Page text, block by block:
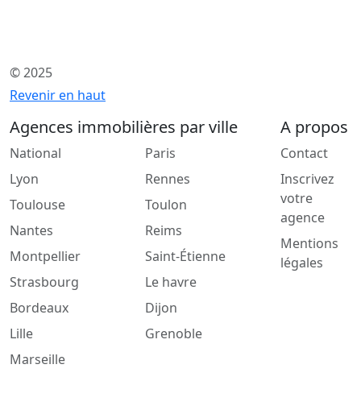
© 2025
Revenir en haut
Agences immobilières par ville
National
Lyon
Toulouse
Nantes
Montpellier
Strasbourg
Bordeaux
Lille
Marseille
Paris
Rennes
Toulon
Reims
Saint-Étienne
Le havre
Dijon
Grenoble
A propos
Contact
Inscrivez
votre
agence
Mentions
légales